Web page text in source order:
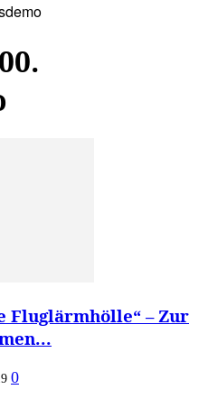
Fluglärmhölle“ – Zur
0